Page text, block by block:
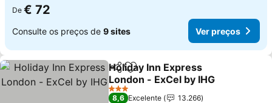
De € 72
Consulte os preços de 9 sites Ver preços
PartilharAdicionar aos favoritos
Holiday Inn Express
London - ExCel by IHG
Ver preços
3 Estrelas
8,6 Excelente
13.266